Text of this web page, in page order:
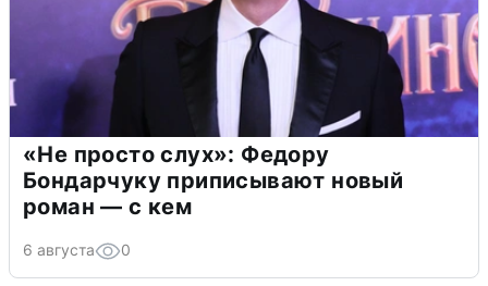
«Не просто слух»: Федору
Бондарчуку приписывают новый
роман — с кем
6 августа 0